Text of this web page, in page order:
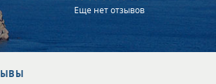
Еще нет отзывов